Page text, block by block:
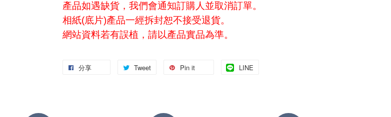
產品如遇缺貨，我們會通知訂購人並取消訂單。
相紙(底片)產品一經拆封恕不接受退貨。
網站資料若有誤植，請以產品實品為準。
分享 Tweet Pin it LINE